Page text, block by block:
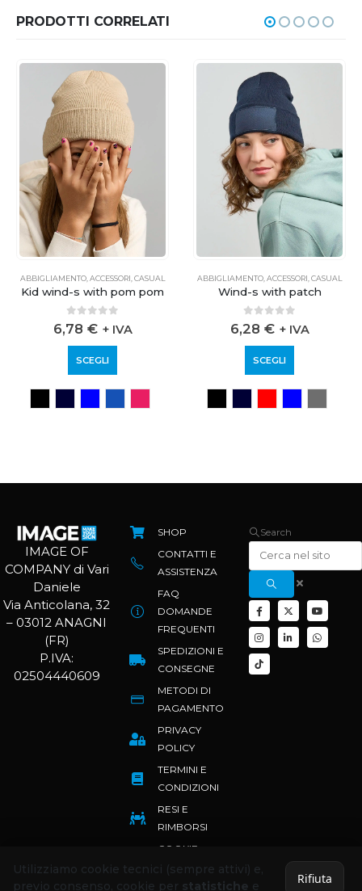
PRODOTTI CORRELATI
ABBIGLIAMENTO, ACCESSORI CASUAL
Kid wind-s with pom pom
0out of 5
6,78 € + IVA
SCEGLI
ABBIGLIAMENTO, ACCESSORI CASUAL
Wind-s with patch
0 out of 5
6,28 € + IVA
SCEGLI
IMAGE OF
COMPANY di Vari
Daniele
Via Anticolana, 32
– 03012 ANAGNI
(FR)
P.IVA:
02504440609
SHOP
CONTATTI E
ASSISTENZA
FAQ
DOMANDE
FREQUENTI
SPEDIZIONI E
CONSEGNE
METODI DI
PAGAMENTO
PRIVACY
POLICY
TERMINI E
CONDIZIONI
RESI E
RIMBORSI
COOKIE
POLICY
Search
Utilizziamo cookie tecnici (sempre attivi) e,
previo consenso, cookie per statistiche e Rifiuta